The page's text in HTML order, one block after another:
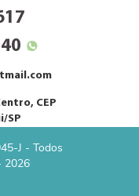
CEP
SP
J - Todos
2026